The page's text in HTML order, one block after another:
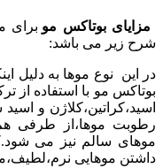
مزایای بوتاکس مو برای
شرح زیر می باشد:
در این نوع موها به دلیل
بوتاکس مو با استفاده از
اسید،کراتین،کلاژن و
رطوبت موها،از طرفی
موهای سالم نیز می
داشتن موهایی